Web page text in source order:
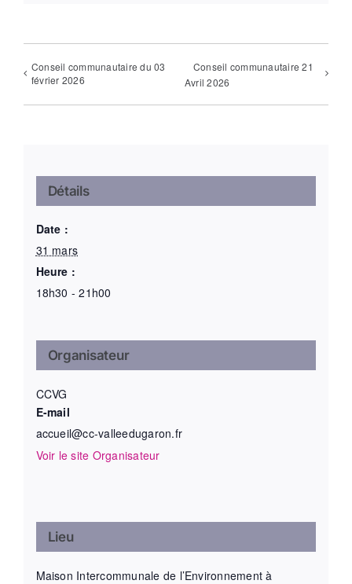
Conseil communautaire du 03
février 2026
Conseil communautaire 21
Avril 2026
Détails
Date :
31 mars
Heure :
18h30 - 21h00
Organisateur
CCVG
E-mail
accueil@cc-valleedugaron.fr
Voir le site Organisateur
Lieu
Maison Intercommunale de l’Environnement à